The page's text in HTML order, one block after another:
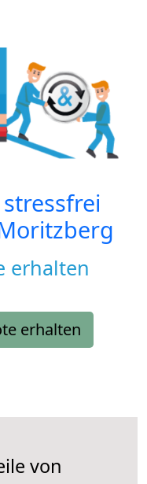
erhalten
erhalten
von